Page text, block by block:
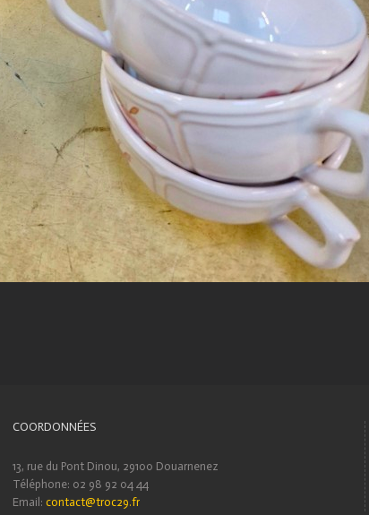
COORDONNÉES
13, rue du Pont Dinou, 29100 Douarnenez
Téléphone: 02 98 92 04 44
Email: contact@troc29.fr